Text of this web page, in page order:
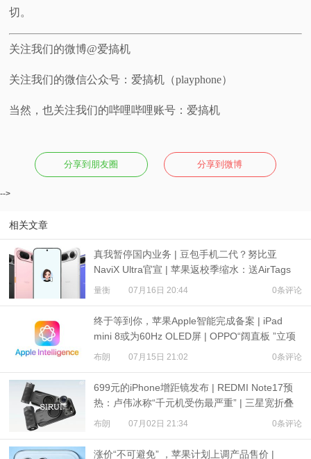
切。
关注我们的微博@爱搞机
关注我们的微信公众号：爱搞机（playphone）
当然，也关注我们的哔哩哔哩账号：爱搞机
分享到朋友圈 分享到微博
-->
相关文章
真我暂停国内业务 | 豆包手机二代？努比亚
NaviX Ultra官宣 | 苹果返校季缩水：送AirTags
量衡 07月16日 20:44 0条评论
终于等到你，苹果Apple智能完成备案 | iPad
mini 8或为60Hz OLED屏 | OPPO“阔直板 ”立项
布朗 07月15日 21:02 0条评论
699元的iPhone增距镜发布 | REDMI Note17预
热：卢伟冰称“千元机受伤最严重” | 三星宽折叠
或7月22日发布
布朗 07月02日 21:34 0条评论
涨价“不可避免” ，苹果计划上调产品售价 |